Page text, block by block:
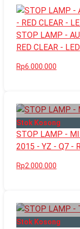
STOP LAMP -
RED CLEAR - LED
Rp6.000.000
Stok Kosong
STOP LAMP -
2015 - YZ - Q7 -
Rp2.000.000
Stok Kosong